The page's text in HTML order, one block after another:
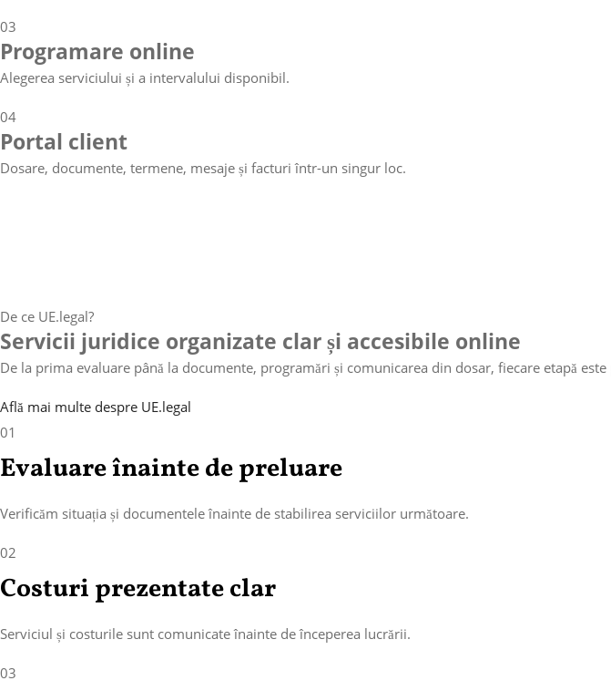
03
Programare online
Alegerea serviciului și a intervalului disponibil.
04
Portal client
Dosare, documente, termene, mesaje și facturi într-un singur loc.
De ce UE.legal?
Servicii juridice organizate clar și accesibile online
De la prima evaluare până la documente, programări și comunicarea din dosar, fiecare etapă
Află mai multe despre UE.legal
01
Evaluare înainte de preluare
Verificăm situația și documentele înainte de stabilirea serviciilor următoare.
02
Costuri prezentate clar
Serviciul și costurile sunt comunicate înainte de începerea lucrării.
03